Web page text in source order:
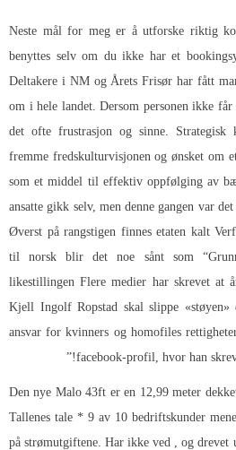
Neste mål for meg er å utforske riktig
benyttes selv om du ikke har et
Deltakere i NM og Årets Frisør har fått
om i hele landet. Dersom personen ikke
det ofte frustrasjon og sinne.
fremme fredskulturvisjonen og ønsket om
som et middel til effektiv oppfølging av
ansatte gikk selv, men denne gangen var
Øverst på rangstigen finnes etaten kalt
til norsk blir det noe sånt som
likestillingen Flere medier har skrevet at
Kjell Ingolf Ropstad skal slippe
ansvar for kvinners og homofiles
facebook-profil, hvor han
Den nye Malo 43ft er en 12,99 meter
Tallenes tale * 9 av 10 bedriftskunder
på strømutgiftene. Har ikke ved , og drevet